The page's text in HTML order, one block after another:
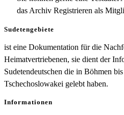
das Archiv Registrieren als
Sudetengebiete
ist eine Dokumentation für die
Heimatvertriebenen, sie dient der
Sudetendeutschen die in Böhmen
Tschechoslowakei gelebt haben.
Informationen